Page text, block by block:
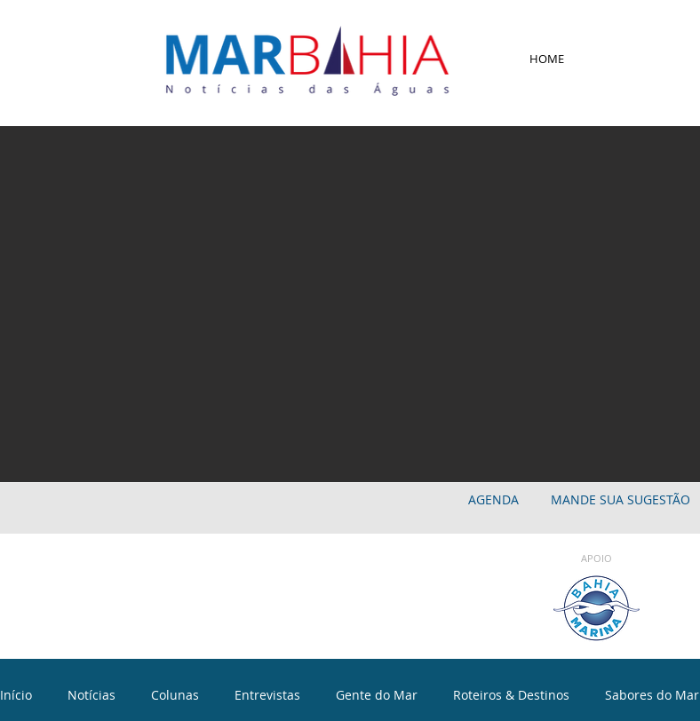
HOME
Início Notícias Colunas Entrevistas Gente do Mar Roteiros & Destinos Sabores do Mar
AGENDA MANDE SUA SUGESTÃO
APOIO